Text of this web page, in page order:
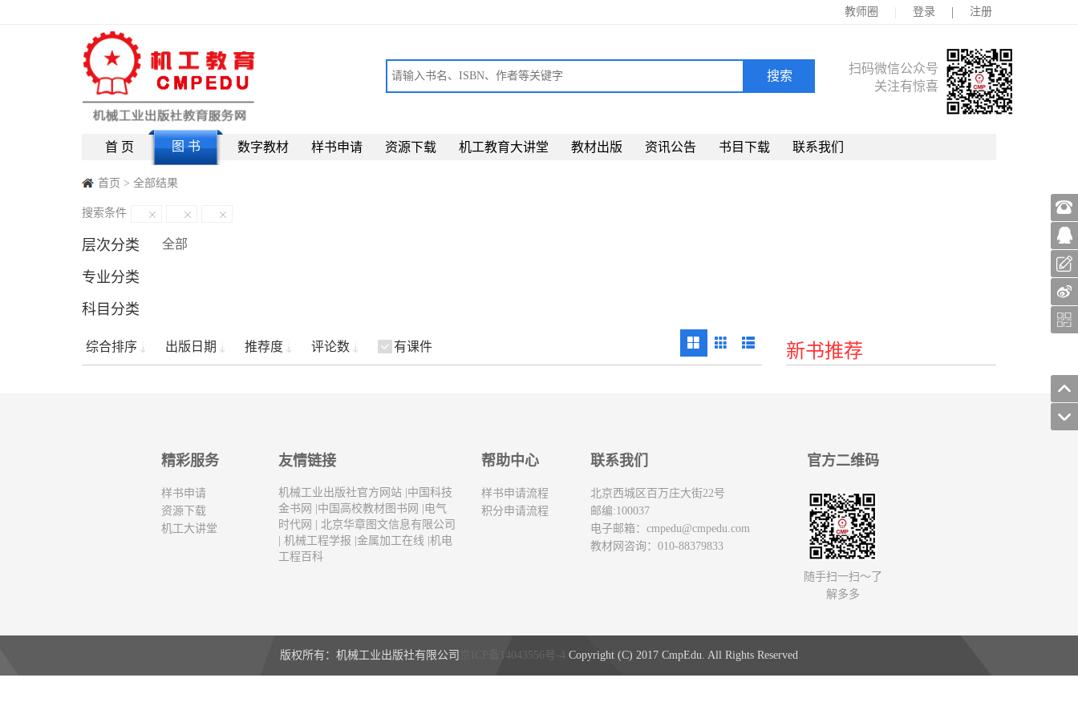
首 页 图 书 数字教材 样书申请 资源下载 机工教育大讲堂 教材出版 资讯公告 书目下载 联系我们
教师圈 | 登录 | 注册
扫码微信公众号
关注有惊喜
首页 > 全部结果
搜索条件
层次分类 全部
专业分类
科目分类
综合排序 出版日期 推荐度 评论数 有课件 新书推荐
精彩服务
样书申请
资源下载
机工大讲堂
友情链接
机械工业出版社官方网站 中国科技
金书网
中国高校教材图书网
电气
时代网
北京华章图文信息有限公司
机械工程学报 |金属加工在线 |机电
工程百科
帮助中心
样书申请流程
积分申请流程
联系我们
北京西城区百万庄大街22号
邮编:100037
电子邮箱： cmpedu@cmpedu.com
教材网咨询：010-88379833
官方二维码
随手扫一扫～了
解多多
版权所有：机械工业出版社有限公司 京ICP备14043556号-4 Copyright (C) 2017 CmpEdu. All Rights Reserved